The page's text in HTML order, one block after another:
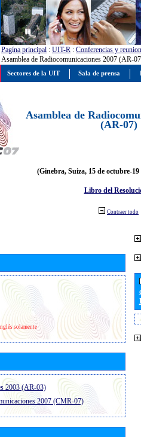
Pagína principal : UIT-R : Conferencias y
Asamblea de Radiocomunicaciones 2007 (AR-
Asamblea de
(AR-07)
(Ginebra, Suiza, 15 de octubre-19
Libro del
Contraer todo
solamente
2003 (AR-03)
2007 (CMR-07)
Sectores de la UIT Sala de prensa